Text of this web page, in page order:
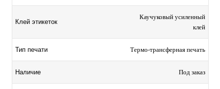
Клей этикеток
Каучуковый усиленный
клей
Тип печати Термо-трансферная печать
Наличие Под заказ